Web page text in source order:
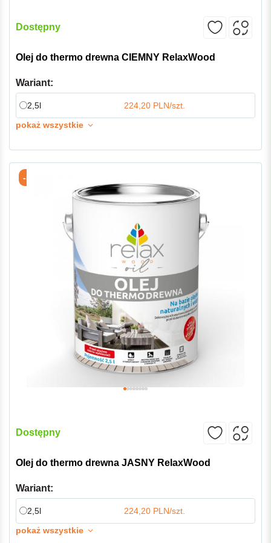
Dostępny
Olej do thermo drewna CIEMNY RelaxWood
Wariant:
2,5l
224,20 PLN/szt.
pokaż wszystkie
-5%
Dostępny
Olej do thermo drewna JASNY RelaxWood
Wariant:
2,5l
224,20 PLN/szt.
pokaż wszystkie